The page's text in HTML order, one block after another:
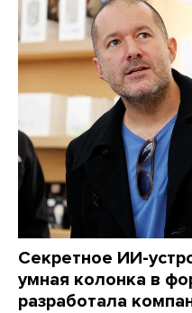
Секретное ИИ-
умная колонка в
разработала